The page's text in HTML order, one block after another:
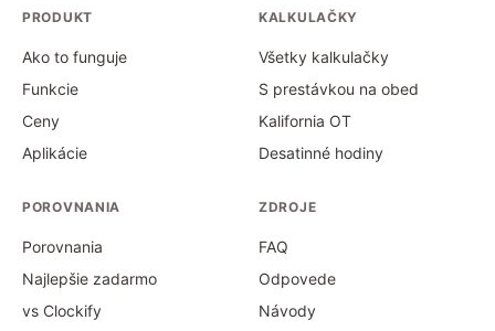
PRODUKT
Ako to funguje
Funkcie
Ceny
Aplikácie
KALKULAČKY
Všetky kalkulačky
S prestávkou na obed
Kalifornia OT
Desatinné hodiny
POROVNANIA
Porovnania
Najlepšie zadarmo
vs Clockify
ZDROJE
FAQ
Odpovede
Návody